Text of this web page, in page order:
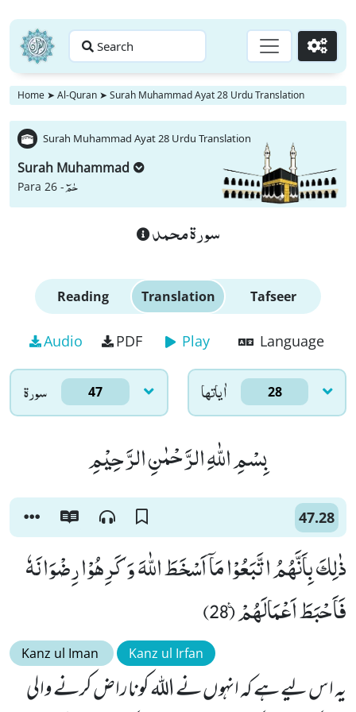
Search Go
Home ➤ Al-Quran ➤ Surah Muhammad Ayat 28 Urdu Translation
Surah Muhammad Ayat 28 Urdu Translation
Surah Muhammad
Para 26 -حٰمٓ
سورة محمد
Reading Translation Tafseer
Audio PDF Play Language
سورۃ 47 اٰياتها 28
بِسْمِ اللّٰهِ الرَّحْمٰنِ الرَّحِیْمِ
47.28
ذٰلِكَ بِاَنَّهُمُ اتَّبَعُوْا مَاۤ اَسْخَطَ اللّٰهَ وَ كَرِهُوْا رِضْوَانَهٗ
فَاَحْبَطَ اَعْمَالَهُمْ۠ (28)
Kanz ul Iman Kanz ul Irfan
یہ اس لیے ہے کہ انہوں نے اللہ کو ناراض کرنے والی